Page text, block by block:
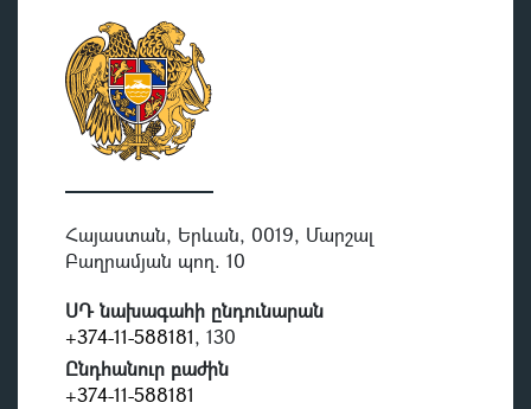
Հայաստան, Երևան, 0019, Մարշալ
Բաղրամյան պող. 10
ՍԴ նախագահի ընդունարան
+374-11-588181, 130
Ընդհանուր բաժին
+374-11-588181